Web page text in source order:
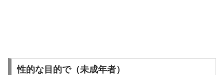
性的な目的で（未成年者）